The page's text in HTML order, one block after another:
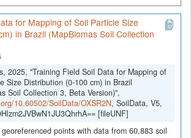
for Mapping of Soil Particle Size
in Brazil (MapBiomas Soil Collection
2025, "Training Field Soil Data for Mapping of
Size Distribution (0-100 cm) in Brazil
Soil Collection 3, Beta Version)",
10.60502/SoilData/OXSR2N, SoilData, V5,
[fileUNF]
points with data from 60,883 soil